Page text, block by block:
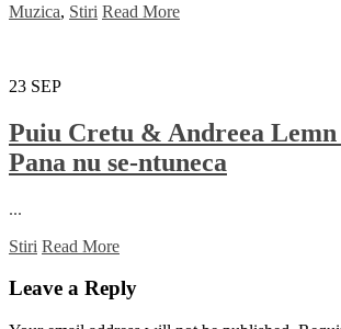
Muzica, Stiri Read More
23 SEP
Puiu Cretu & Andreea Lemn
Pana nu se-ntuneca
...
Stiri Read More
Leave a Reply